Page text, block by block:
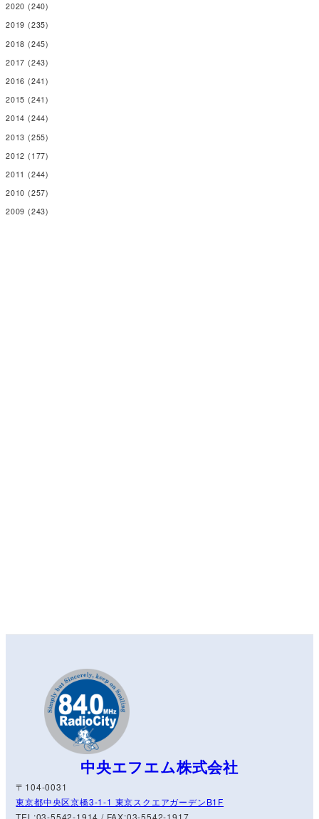
2020 (240)
2019 (235)
2018 (245)
2017 (243)
2016 (241)
2015 (241)
2014 (244)
2013 (255)
2012 (177)
2011 (244)
2010 (257)
2009 (243)
中央エフエム株式会社
〒104-0031
東京都中央区京橋3-1-1 東京スクエアガーデンB1F